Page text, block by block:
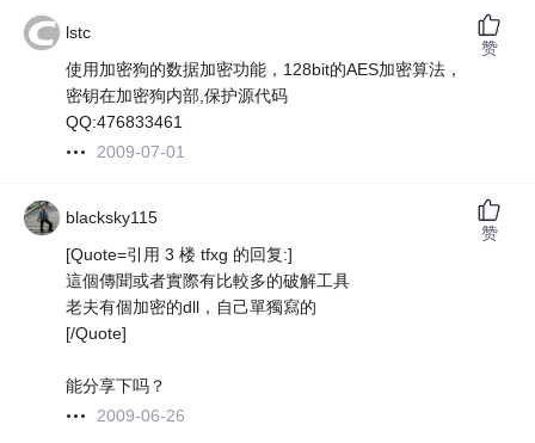
lstc
使用加密狗的数据加密功能，128bit的AES加密算法，
密钥在加密狗内部,保护源代码
QQ:476833461
2009-07-01
赞
blacksky115
[Quote=引用 3 楼 tfxg 的回复:]
這個傳聞或者實際有比較多的破解工具
老夫有個加密的dll，自己單獨寫的
[/Quote]
能分享下吗？
2009-06-26
赞